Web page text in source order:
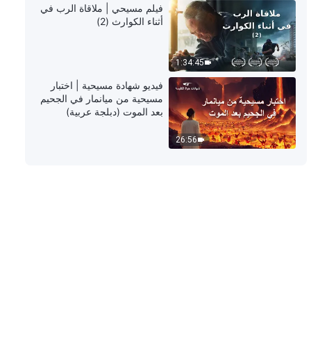
5:42
كلمات الله اليومية: الدخول إلى الحياة |
اقتباس 520
8:21
كلمات الله اليومية: الدخول إلى الحياة |
اقتباس 521
1:34:45
فيلم مسيحي | ملاقاة الرب في
أثناء الكوارث (2)
26:56
فيديو شهادة مسيحية | اختبار
مسيحية من ميانمار في الجحيم
بعد الموت (دبلجة عربية)